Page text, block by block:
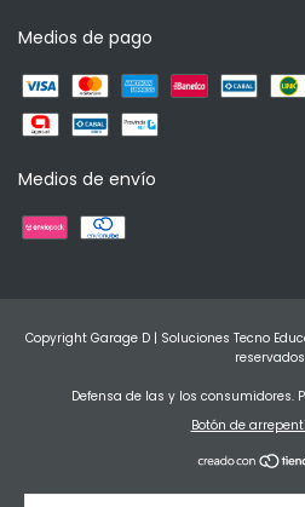
Medios de pago
Medios de envío
Copyright Garage D | Soluciones Tecno
Defensa de las y los consumidores.
Botón de